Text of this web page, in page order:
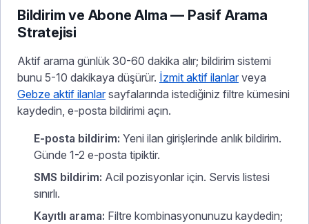
Bildirim ve Abone Alma — Pasif Arama
Stratejisi
Aktif arama günlük 30-60 dakika alır; bildirim sistemi
bunu 5-10 dakikaya düşürür. İzmit aktif ilanlarveya
Gebze aktif ilanlarsayfalarında istediğiniz filtre kümesini
kaydedin, e-posta bildirimi açın.
E-posta bildirim: Yeni ilan girişlerinde anlık bildirim.
Günde 1-2 e-posta tipiktir.
SMS bildirim: Acil pozisyonlar için. Servis listesi
sınırlı.
Kayıtlı arama: Filtre kombinasyonunuzu kaydedin;